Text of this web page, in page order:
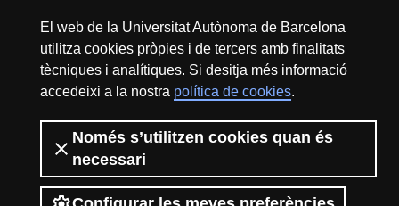
El web de la Universitat Autònoma de Barcelona
utilitza cookies pròpies i de tercers amb finalitats
tècniques i analítiques. Si desitja més informació
accedeixi a la nostra política de cookies.
Només s’utilitzen cookies quan és
necessari
Mapa del web UAB
Reconeixement - No Comercial (CC BY NC) -
ISSN: 2014-6388
View low-bandwidth version